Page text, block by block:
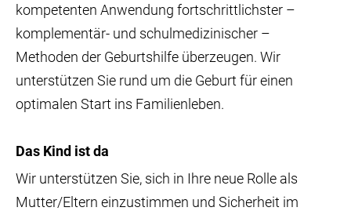
kompetenten Anwendung fortschrittlichster –
komplementär- und schulmedizinischer –
Methoden der Geburtshilfe überzeugen. Wir
unterstützen Sie rund um die Geburt für einen
optimalen Start ins Familienleben.
Das Kind ist da
Wir unterstützen Sie, sich in Ihre neue Rolle als
Mutter/Eltern einzustimmen und Sicherheit im